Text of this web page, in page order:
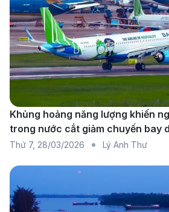
khiến bất kỳ ai đặt chân đến
chào đón về nhà.
Tiền tệ nước Costa
Khủng hoảng năng lượng khiến
trong nước cắt giảm chuyến bay
diện rộng
Thứ 7, 28/03/2026 Lý Anh Thư